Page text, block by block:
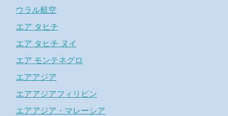
ウラル航空
エア タヒチ
エア タヒチ ヌイ
エア モンテネグロ
エアアジア
エアアジアフィリピン
エアアジア・マレーシア